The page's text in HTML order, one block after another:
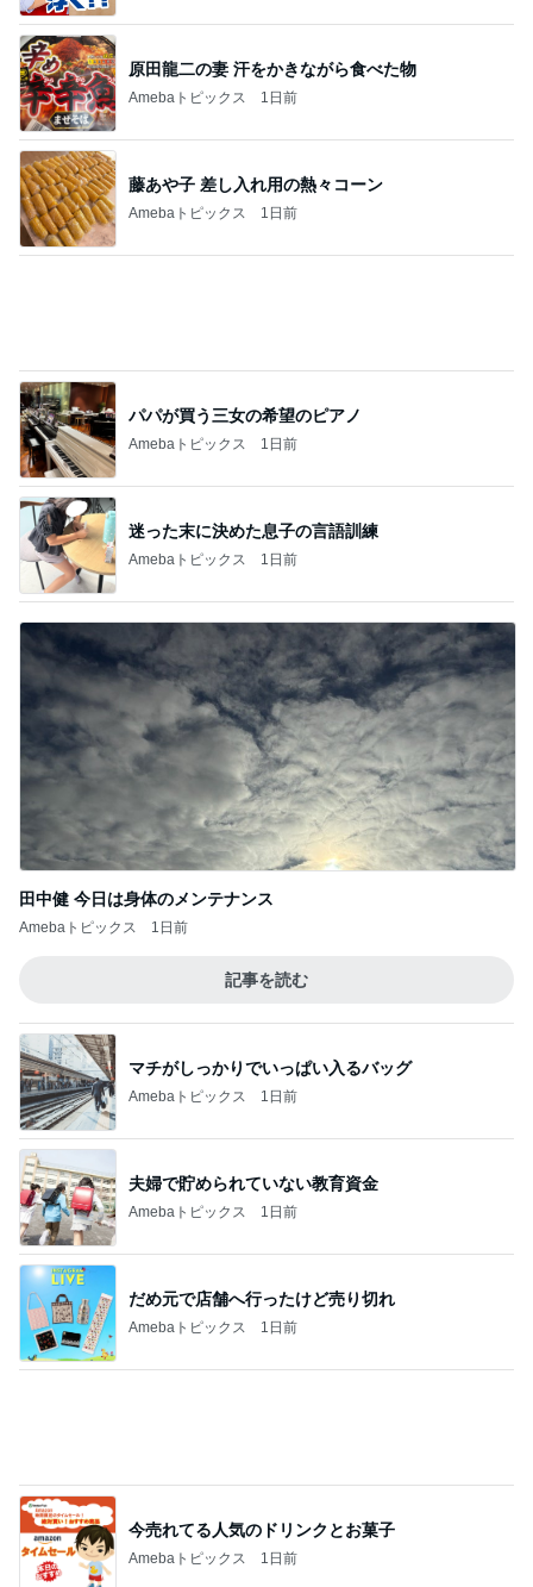
パパが買う三女の希望のピアノ
Amebaトピックス 1日前
田中健 今日は身体のメンテナンス
Amebaトピックス 1日前
記事を読む
マチがしっかりでいっぱい入るバッグ
Amebaトピックス 1日前
Amebaトピックス 1日前
だめ元で店舗へ行ったけど売り切れ
Amebaトピックス 1日前
今売れてる人気のドリンクとお菓子
Amebaトピックス 1日前